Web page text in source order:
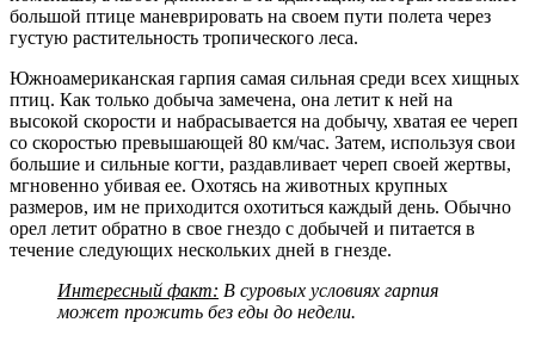
большой птице маневрировать на своем пути полета через
густую растительность тропического леса.
Южноамериканская гарпия самая сильная среди всех хищных
птиц. Как только добыча замечена, она летит к ней на
высокой скорости и набрасывается на добычу, хватая ее череп
со скоростью превышающей 80 км/час. Затем, используя свои
большие и сильные когти, раздавливает череп своей жертвы,
мгновенно убивая ее. Охотясь на животных крупных
размеров, им не приходится охотиться каждый день. Обычно
орел летит обратно в свое гнездо с добычей и питается в
течение следующих нескольких дней в гнезде.
Интересный факт: В суровых условиях гарпия
может прожить без еды до недели.